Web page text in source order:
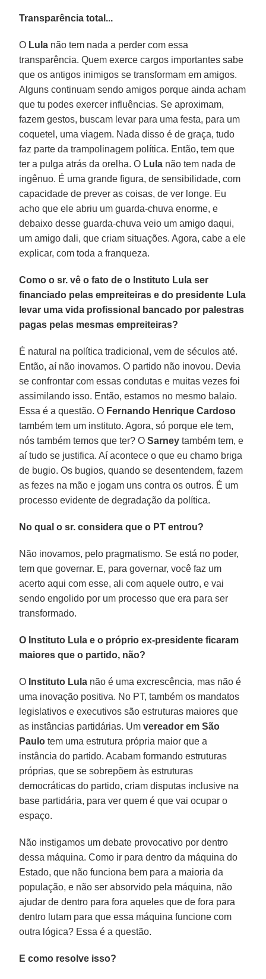
Transparência total...
O Lula não tem nada a perder com essa
transparência. Quem exerce cargos importantes sabe
que os antigos inimigos se transformam em amigos.
Alguns continuam sendo amigos porque ainda acham
que tu podes exercer influências. Se aproximam,
fazem gestos, buscam levar para uma festa, para um
coquetel, uma viagem. Nada disso é de graça, tudo
faz parte da trampolinagem política. Então, tem que
ter a pulga atrás da orelha. O Lula não tem nada de
ingênuo. É uma grande figura, de sensibilidade, com
capacidade de prever as coisas, de ver longe. Eu
acho que ele abriu um guarda-chuva enorme, e
debaixo desse guarda-chuva veio um amigo daqui,
um amigo dali, que criam situações. Agora, cabe a ele
explicar, com toda a franqueza.
Como o sr. vê o fato de o Instituto Lula ser
financiado pelas empreiteiras e do presidente Lula
levar uma vida profissional bancado por palestras
pagas pelas mesmas empreiteiras?
É natural na política tradicional, vem de séculos até.
Então, aí não inovamos. O partido não inovou. Devia
se confrontar com essas condutas e muitas vezes foi
assimilando isso. Então, estamos no mesmo balaio.
Essa é a questão. O Fernando Henrique Cardoso
também tem um instituto. Agora, só porque ele tem,
nós também temos que ter? OSarney também tem, e
aí tudo se justifica. Aí acontece o que eu chamo briga
de bugio. Os bugios, quando se desentendem, fazem
as fezes na mão e jogam uns contra os outros. É um
processo evidente de degradação da política.
No qual o sr. considera que o PT entrou?
Não inovamos, pelo pragmatismo. Se está no poder,
tem que governar. E, para governar, você faz um
acerto aqui com esse, ali com aquele outro, e vai
sendo engolido por um processo que era para ser
transformado.
O Instituto Lula e o próprio ex-presidente ficaram
maiores que o partido, não?
O Instituto Lula não é uma excrescência, mas não é
uma inovação positiva. No PT, também os mandatos
legislativos e executivos são estruturas maiores que
as instâncias partidárias. Umvereador em São
Paulo tem uma estrutura própria maior que a
instância do partido. Acabam formando estruturas
próprias, que se sobrepõem às estruturas
democráticas do partido, criam disputas inclusive na
base partidária, para ver quem é que vai ocupar o
espaço.
Não instigamos um debate provocativo por dentro
dessa máquina. Como ir para dentro da máquina do
Estado, que não funciona bem para a maioria da
população, e não ser absorvido pela máquina, não
ajudar de dentro para fora aqueles que de fora para
dentro lutam para que essa máquina funcione com
outra lógica? Essa é a questão.
E como resolve isso?